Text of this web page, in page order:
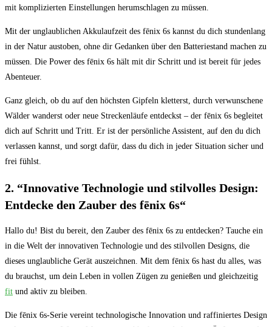
mit komplizierten Einstellungen herumschlagen zu müssen.
Mit der unglaublichen Akkulaufzeit des fēnix 6s kannst ‌du dich stundenlang
in der ‌Natur austoben, ohne dir‌ Gedanken über den​ Batteriestand machen zu
⁤müssen. Die Power des‌ fēnix 6s ⁣hält mit dir Schritt und ist bereit für ‌jedes
Abenteuer.
Ganz gleich, ⁣ob du auf den höchsten Gipfeln kletterst, durch verwunschene
Wälder wanderst oder⁤ neue Streckenläufe entdeckst – ⁢der fēnix 6s begleitet
⁤dich auf Schritt und‌ Tritt. Er ist der ⁤persönliche Assistent,​ auf den du ⁤dich
verlassen‌ kannst, und sorgt dafür, dass ⁤du dich in jeder Situation sicher und⁢
frei fühlst.
2. ⁣“Innovative Technologie und stilvolles⁤ Design:
Entdecke den Zauber des fēnix 6s“
Hallo du! Bist​ du bereit,⁣ den Zauber des fēnix 6s ⁢zu⁤ entdecken? Tauche⁢ ein
⁢in ⁤die⁤ Welt ⁢der innovativen Technologie und des stilvollen Designs, die‍
dieses ‌unglaubliche Gerät auszeichnen. Mit dem fēnix 6s hast​ du alles, was⁣
du brauchst, um dein⁣ Leben in vollen Zügen zu genießen und gleichzeitig
fit und aktiv zu ​bleiben.
Die fēnix⁤ 6s-Serie vereint‍ technologische Innovation und raffiniertes⁢ Design